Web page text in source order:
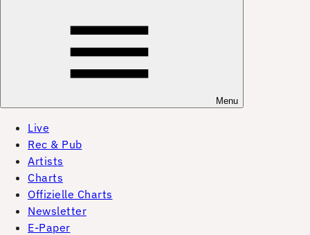
Menu
Live
Rec & Pub
Artists
Charts
Offizielle Charts
Newsletter
E-Paper